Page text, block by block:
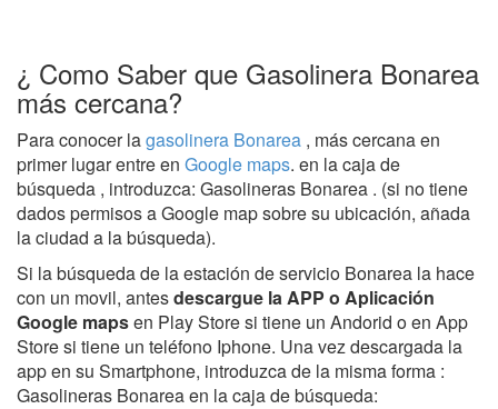
¿ Como Saber que Gasolinera Bonarea
más cercana?
Para conocer lagasolinera Bonarea , más cercana en
primer lugar entre en Google maps. en la caja de
búsqueda , introduzca: Gasolineras Bonarea . (si no tiene
dados permisos a Google map sobre su ubicación, añada
la ciudad a la búsqueda).
Si la búsqueda de la estación de servicio Bonarea la hace
con un movil, antesdescargue la APP o Aplicación
Google mapsen Play Store si tiene un Andorid o en App
Store si tiene un teléfono Iphone. Una vez descargada la
app en su Smartphone, introduzca de la misma forma :
Gasolineras Bonarea en la caja de búsqueda: